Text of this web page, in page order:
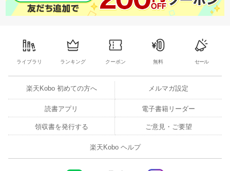
ライブラリ ランキング クーポン 無料 セール
楽天Kobo 初めての方へ メルマガ設定
読書アプリ 電子書籍リーダー
領収書を発行する ご意見・ご要望
楽天Kobo ヘルプ